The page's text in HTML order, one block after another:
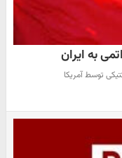
به ایران
توسط آمریکا